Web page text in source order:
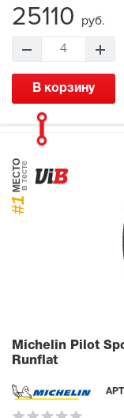
25110 руб.
4
В корзину
#1
МЕСТОв тесте
Michelin Pilot
Runflat